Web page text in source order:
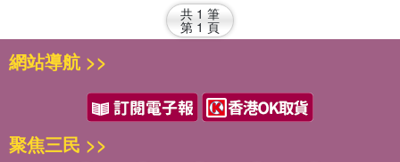
共 1 筆
第 1 頁
網站導航 >>
聚焦三民 >>